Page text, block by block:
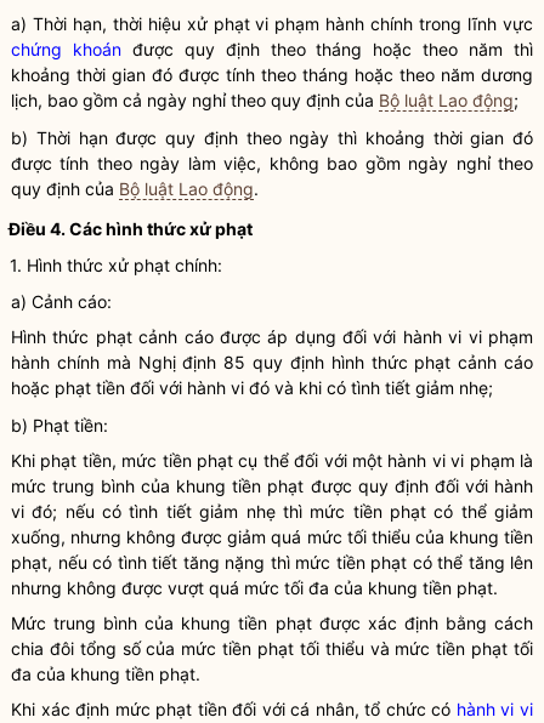
a) Thời hạn, thời hiệu xử phạt vi phạm hành chính trong lĩnh vực
chứng khoánđược quy định theo tháng hoặc theo năm thì
khoảng thời gian đó được tính theo tháng hoặc theo năm dương
lịch, bao gồm cả ngày nghỉ theo quy định của Bộ luật Lao động;
b) Thời hạn được quy định theo ngày thì khoảng thời gian đó
được tính theo ngày làm việc, không bao gồm ngày nghỉ theo
quy định của Bộ luật Lao động.
Điều 4. Các hình thức xử phạt
1. Hình thức xử phạt chính:
a) Cảnh cáo:
Hình thức phạt cảnh cáo được áp dụng đối với hành vi vi phạm
hành chính mà Nghị định 85 quy định hình thức phạt cảnh cáo
hoặc phạt tiền đối với hành vi đó và khi có tình tiết giảm nhẹ;
b) Phạt tiền:
Khi phạt tiền, mức tiền phạt cụ thể đối với một hành vi vi phạm là
mức trung bình của khung tiền phạt được quy định đối với hành
vi đó; nếu có tình tiết giảm nhẹ thì mức tiền phạt có thể giảm
xuống, nhưng không được giảm quá mức tối thiểu của khung tiền
phạt, nếu có tình tiết tăng nặng thì mức tiền phạt có thể tăng lên
nhưng không được vượt quá mức tối đa của khung tiền phạt.
Mức trung bình của khung tiền phạt được xác định bằng cách
chia đôi tổng số của mức tiền phạt tối thiểu và mức tiền phạt tối
đa của khung tiền phạt.
Khi xác định mức phạt tiền đối với cá nhân, tổ chức có hành vi vi